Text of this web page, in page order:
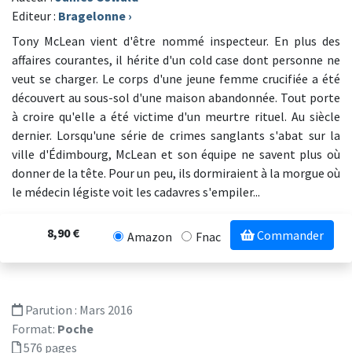
Editeur : Bragelonne ›
Tony McLean vient d'être nommé inspecteur. En plus des
affaires courantes, il hérite d'un cold case dont personne ne
veut se charger. Le corps d'une jeune femme crucifiée a été
découvert au sous-sol d'une maison abandonnée. Tout porte
à croire qu'elle a été victime d'un meurtre rituel. Au siècle
dernier. Lorsqu'une série de crimes sanglants s'abat sur la
ville d'Édimbourg, McLean et son équipe ne savent plus où
donner de la tête. Pour un peu, ils dormiraient à la morgue où
le médecin légiste voit les cadavres s'empiler...
8,90 € Amazon Fnac Commander
Parution : Mars 2016
Format: Poche
576 pages